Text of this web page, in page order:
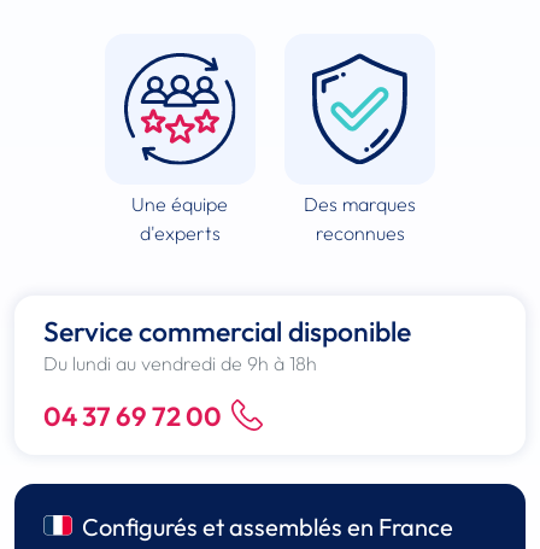
Une équipe
d'experts
Des marques
reconnues
Service commercial disponible
Du lundi au vendredi de 9h à 18h
04 37 69 72 00
Configurés et assemblés en France